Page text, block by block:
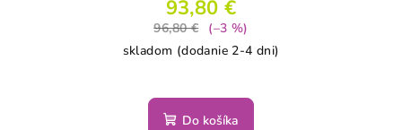
93,80 €
96,80 €
(–3 %)
skladom (dodanie 2-4 dni)
Do košíka